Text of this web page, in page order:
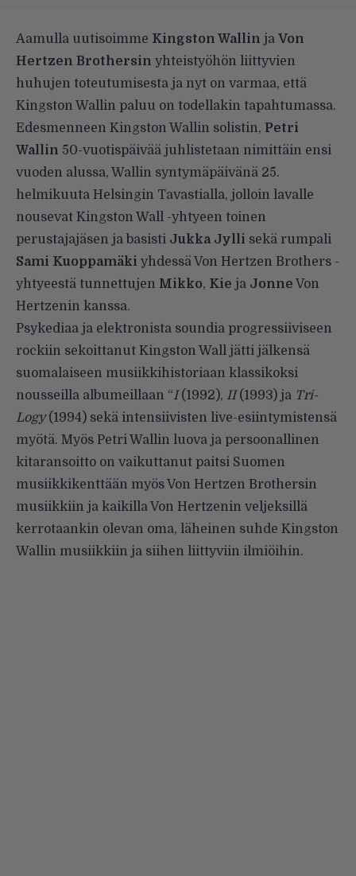
Aamulla uutisoimme Kingston Wallin ja Von
Hertzen Brothersin yhteistyöhön liittyvien
huhujen toteutumisesta ja nyt on varmaa, että
Kingston Wallin paluu on todellakin tapahtumassa.
Edesmenneen Kingston Wallin solistin, Petri
Wallin 50-vuotispäivää juhlistetaan nimittäin ensi
vuoden alussa, Wallin syntymäpäivänä 25.
helmikuuta Helsingin Tavastialla, jolloin lavalle
nousevat Kingston Wall -yhtyeen toinen
perustajajäsen ja basisti Jukka Jylli sekä rumpali
Sami Kuoppamäki yhdessä Von Hertzen Brothers -
yhtyeestä tunnettujen Mikko, Kie ja Jonne Von
Hertzenin kanssa.
Psykediaa ja elektronista soundia progressiiviseen
rockiin sekoittanut Kingston Wall jätti jälkensä
suomalaiseen musiikkihistoriaan klassikoksi
nousseilla albumeillaan “I(1992), II(1993) ja Tri-
Logy(1994) sekä intensiivisten live-esiintymistensä
myötä. Myös Petri Wallin luova ja persoonallinen
kitaransoitto on vaikuttanut paitsi Suomen
musiikkikenttään myös Von Hertzen Brothersin
musiikkiin ja kaikilla Von Hertzenin veljeksillä
kerrotaankin olevan oma, läheinen suhde Kingston
Wallin musiikkiin ja siihen liittyviin ilmiöihin.